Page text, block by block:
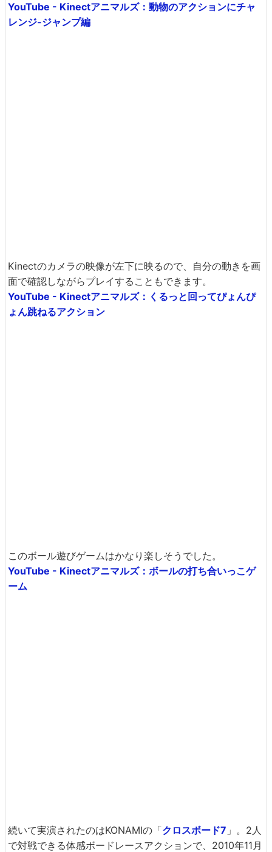
YouTube - Kinectアニマルズ：動物のアクションにチャ
レンジ-ジャンプ編
Kinectのカメラの映像が左下に映るので、自分の動きを画
面で確認しながらプレイすることもできます。
YouTube - Kinectアニマルズ：くるっと回ってぴょんぴ
ょん跳ねるアクション
このボール遊びゲームはかなり楽しそうでした。
YouTube - Kinectアニマルズ：ボールの打ち合いっこゲ
ーム
続いて実演されたのはKONAMIの「クロスボード7 」。2人
で対戦できる体感ボードレースアクションで、2010年11月